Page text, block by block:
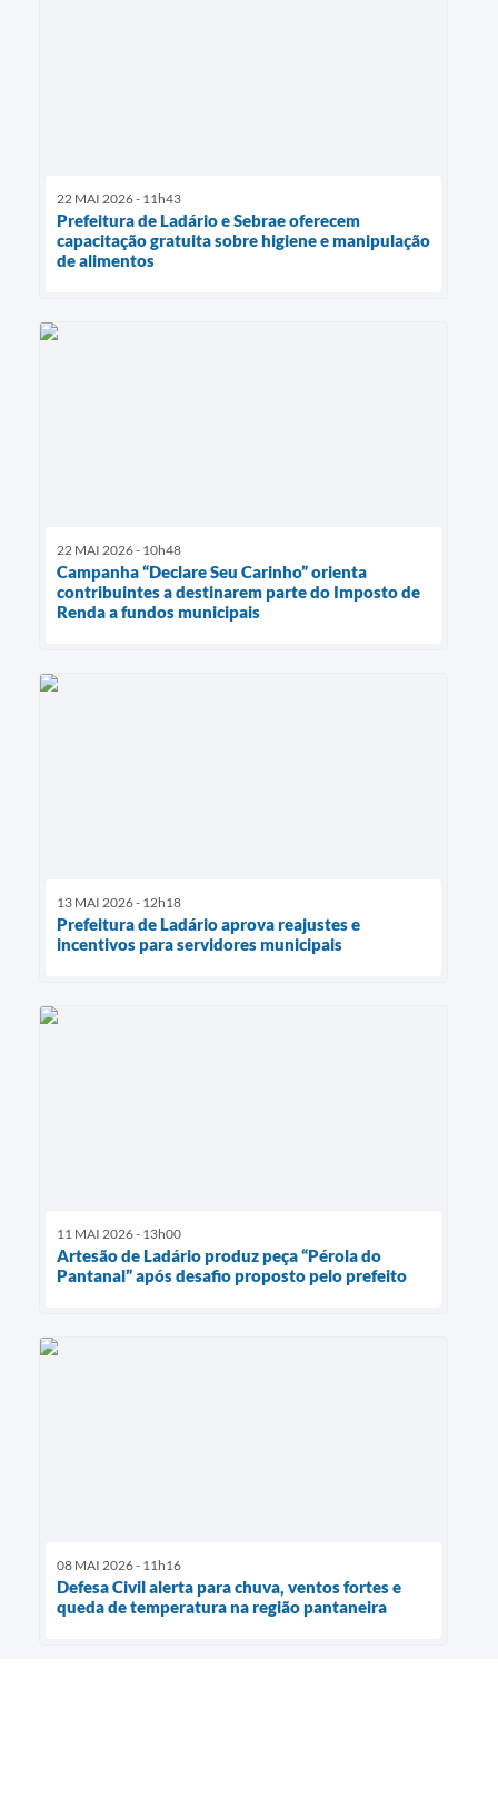
22 MAI 2026 - 11h43
Prefeitura de Ladário e Sebrae oferecem
capacitação gratuita sobre higiene e manipulação
de alimentos
22 MAI 2026 - 10h48
Campanha “Declare Seu Carinho” orienta
contribuintes a destinarem parte do Imposto de
Renda a fundos municipais
13 MAI 2026 - 12h18
Prefeitura de Ladário aprova reajustes e
incentivos para servidores municipais
11 MAI 2026 - 13h00
Artesão de Ladário produz peça “Pérola do
Pantanal” após desafio proposto pelo prefeito
08 MAI 2026 - 11h16
Defesa Civil alerta para chuva, ventos fortes e
queda de temperatura na região pantaneira